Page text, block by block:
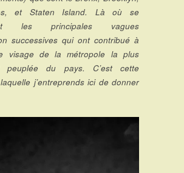
et Staten Island. Là où se
les principales vagues
successives qui ont contribué à
visage de la métropole la plus
peuplée du pays. C’est cette
j’entreprends ici de donner